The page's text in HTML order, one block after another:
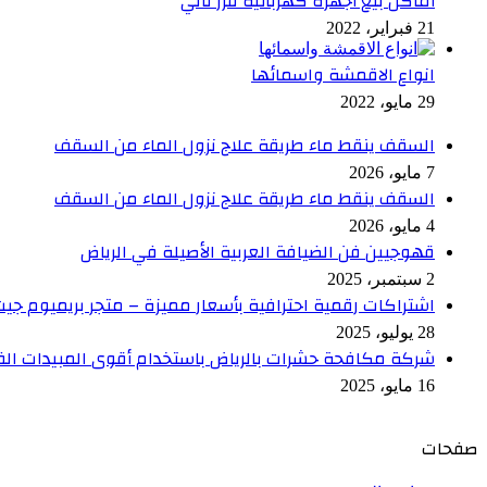
21 فبراير، 2022
انواع الاقمشة واسمائها
29 مايو، 2022
السقف ينقط ماء طريقة علاج نزول الماء من السقف
7 مايو، 2026
السقف ينقط ماء طريقة علاج نزول الماء من السقف
4 مايو، 2026
قهوجيين فن الضيافة العربية الأصيلة في الرياض
2 سبتمبر، 2025
اشتراكات رقمية احترافية بأسعار مميزة – متجر بريميوم
28 يوليو، 2025
شركة مكافحة حشرات بالرياض باستخدام أقوى المبيدات
16 مايو، 2025
صفحات